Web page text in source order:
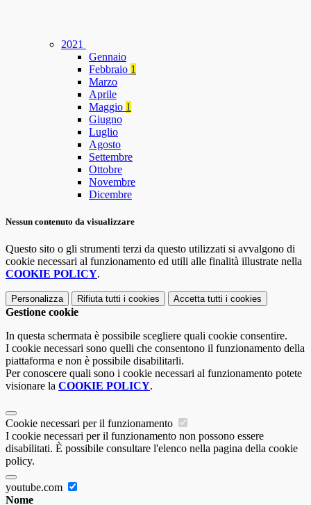
2021
Gennaio
Febbraio 1
Marzo
Aprile
Maggio 1
Giugno
Luglio
Agosto
Settembre
Ottobre
Novembre
Dicembre
Nessun contenuto da visualizzare
Questo sito o gli strumenti terzi da questo utilizzati si avvalgono di
cookie necessari al funzionamento ed utili alle finalità illustrate nella
COOKIE POLICY.
Personalizza Rifiuta tutti i cookies Accetta tutti i cookies
Gestione cookie
In questa schermata è possibile scegliere quali cookie consentire.
I cookie necessari sono quelli che consentono il funzionamento della
piattaforma e non è possibile disabilitarli.
Per conoscere quali sono i cookie necessari al funzionamento potete
visionare la COOKIE POLICY.
Cookie necessari per il funzionamento
I cookie necessari per il funzionamento non possono essere
disabilitati. È possibile consultare l'elenco nella pagina della cookie
policy.
youtube.com
Nome